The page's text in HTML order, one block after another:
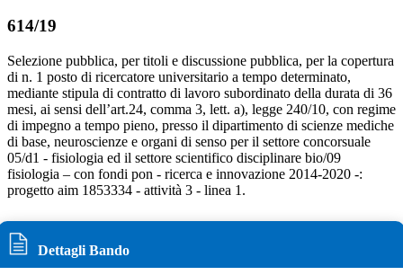
614/19
Selezione pubblica, per titoli e discussione pubblica, per la copertura
di n. 1 posto di ricercatore universitario a tempo determinato,
mediante stipula di contratto di lavoro subordinato della durata di 36
mesi, ai sensi dell’art.24, comma 3, lett. a), legge 240/10, con regime
di impegno a tempo pieno, presso il dipartimento di scienze mediche
di base, neuroscienze e organi di senso per il settore concorsuale
05/d1 - fisiologia ed il settore scientifico disciplinare bio/09
fisiologia – con fondi pon - ricerca e innovazione 2014-2020 -:
progetto aim 1853334 - attività 3 - linea 1.
Dettagli Bando